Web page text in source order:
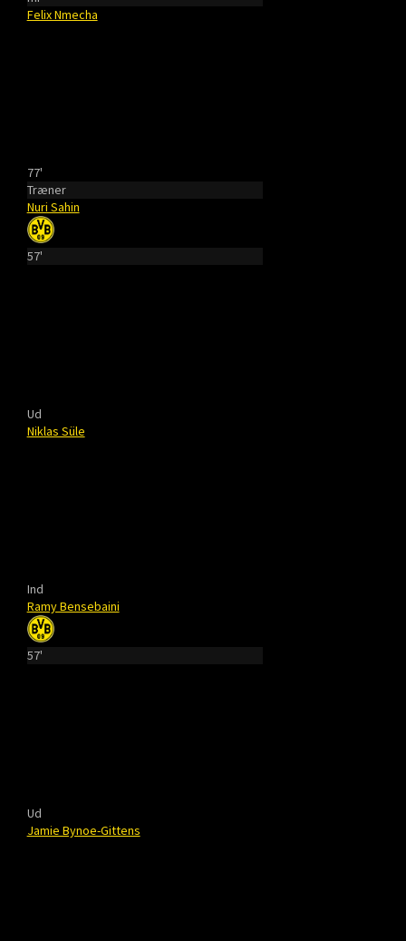
Felix Nmecha
77'
Træner
Nuri Sahin
57'
Ud
Niklas Süle
Ind
Ramy Bensebaini
57'
Ud
Jamie Bynoe-Gittens